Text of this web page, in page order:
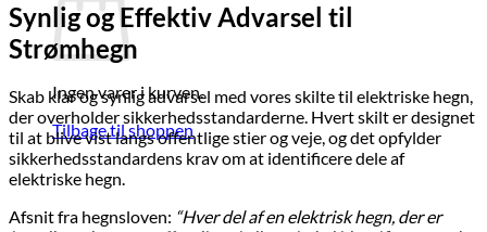
Ingen varer i kurven.
Tilbage til shoppen
Synlig og Effektiv Advarsel til
Strømhegn
Skab klar og synlig advarsel med vores skilte til elektriske hegn,
der overholder sikkerhedsstandarderne. Hvert skilt er designet
til at blive vist langs offentlige stier og veje, og det opfylder
sikkerhedsstandardens krav om at identificere dele af
elektriske hegn.
Afsnit fra hegnsloven: “Hver del af en elektrisk hegn, der er